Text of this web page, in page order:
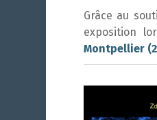
Grâce au
exposition
Montpellier